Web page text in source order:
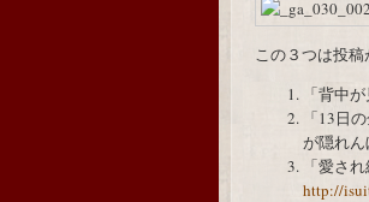
この３つは投
「背中
「13日
が隠れ
「愛さ
http://